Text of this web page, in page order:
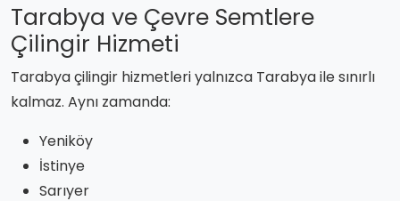
Tarabya ve Çevre Semtlere
Çilingir Hizmeti
Tarabya çilingir hizmetleri yalnızca Tarabya ile sınırlı
kalmaz. Aynı zamanda:
Yeniköy
İstinye
Sarıyer